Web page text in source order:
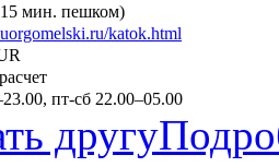
мин. пешком)
katok.html
пт-сб 22.00–05.00
другу